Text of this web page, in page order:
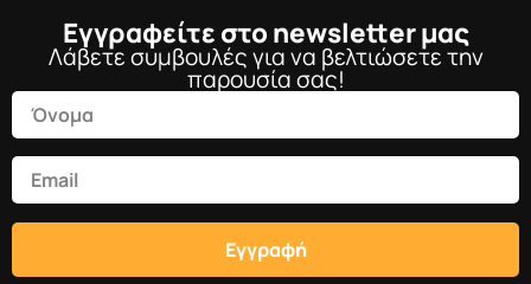
Εγγραφείτε στο newsletter μας
Λάβετε συμβουλές για να βελτιώσετε την
παρουσία σας!
Εγγραφή